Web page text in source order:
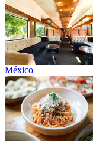
México